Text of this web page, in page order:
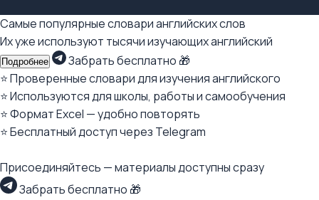
Самые популярные словари английских слов
Их уже используют тысячи изучающих английский
Подробнее
Забрать бесплатно 🎁
⭐ Проверенные словари для изучения английского
⭐ Используются для школы, работы и самообучения
⭐ Формат Excel — удобно повторять
⭐ Бесплатный доступ через Telegram
Присоединяйтесь — материалы доступны сразу
Забрать бесплатно 🎁